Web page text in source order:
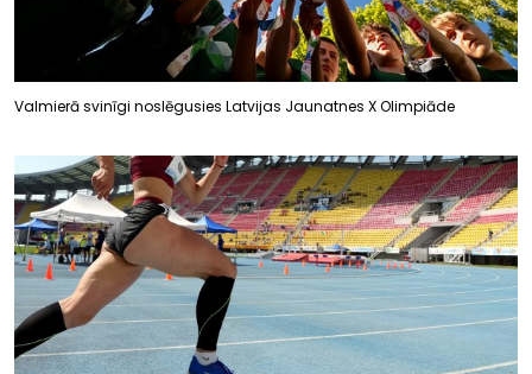
Valmierā svinīgi noslēgusies Latvijas Jaunatnes X Olimpiāde